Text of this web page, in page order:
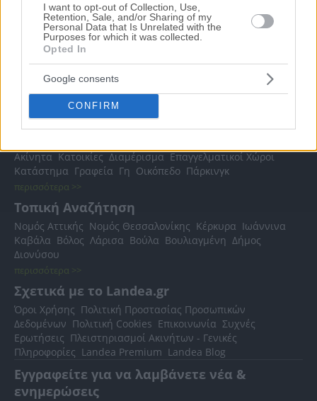
I want to opt-out of Collection, Use,
Retention, Sale, and/or Sharing of my
Personal Data that Is Unrelated with the
Purposes for which it was collected.
Opted In
Google consents
CONFIRM
Ακίνητα Κατοικίες Διαμέρισμα Επαγγελματικοί Χώροι
Κατάστημα Γραφεία Γη Οικόπεδο Πάρκινγκ
περισσότερα >>
Τοπική Αναζήτηση
Νομός Αττικής Νομός Θεσσαλονίκης Κέρκυρα Ιωάννινα
Καβάλα Βόλος Λάρισα Βούλα Βουλιαγμένη Δήμος
Διονύσου
περισσότερα >>
Σχετικά με το Landea.gr
Όροι Χρήσης Πολιτική Προστασίας Προσωπικών
Δεδομένων Πολιτική Cookies Επικοινωνία Συχνές
Ερωτήσεις Πλειστηριασμοί Ακινήτων - Γενικές
Πληροφορίες Landea Premium Landea Blog
Εγγραφείτε για να λαμβάνετε νέα &
ενημερώσεις